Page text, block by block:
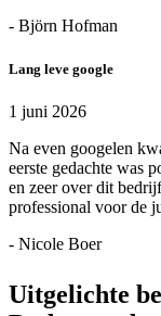
- Björn Hofman
Lang leve google
1 juni 2026
Na even googelen
eerste gedachte was
en zeer over dit
professional voor de
- Nicole Boer
Uitgelichte